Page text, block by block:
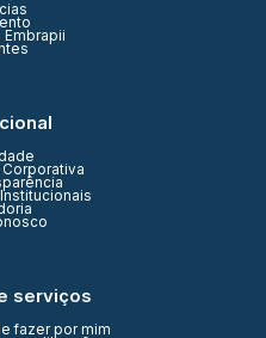
serviços
fazer por mim